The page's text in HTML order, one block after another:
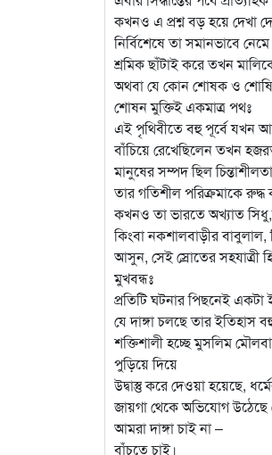
কখনও এ প্রশ্ন বড় হয়ে দেখা
নির্বিশেষে তা সমানভাবে
শ্রমিক ছাঁটাই করে তখন
অথবা যে কোন শোষক ও শোষিত
শোষন মুক্তিই একমাত্র পথঃ
এই পৃথিবীতে বহু পূর্বে যখন
বাঁচিয়ে রেখেছিলেন তখন
মানুষের সম্পদ ছিল
তার গতিশীল পরিক্রমাকে রুদ্ধ
কখনও তা ভারতে অখ্যাত
কিংবা নকশালবাড়ীর বাবুলাল,
আসুন, সেই স্রোতের সহযাত্রী
মুখবন্ধঃ
প্রতিটি ঘটনার পিছনেই একটা
যে দাঙ্গা চলছে তার ইতিহাস
শক্তিশালী হচ্ছে মুসলিম
পুড়িয়ে দিয়ে
উদ্বাস্তু করে দেওয়া হয়েছে,
জায়গা থেকে অভিযোগ উঠেছে
আমরা দাঙ্গা চাই না –
বাঁচতে চাই।